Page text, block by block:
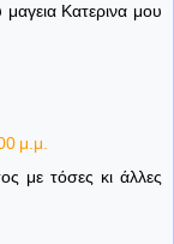
Κατερινα μου
μ.μ.
με τόσες κι άλλες